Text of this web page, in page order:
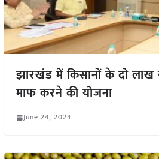
झारखंड में किसानों के दो
माफ करने की योजना
June 24, 2024